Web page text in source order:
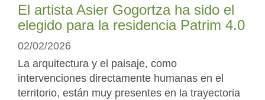
El artista Asier Gogortza ha sido el
elegido para la residencia Patrim 4.0
02/02/2026
La arquitectura y el paisaje, como
intervenciones directamente humanas en el
territorio, están muy presentes en la trayectoria